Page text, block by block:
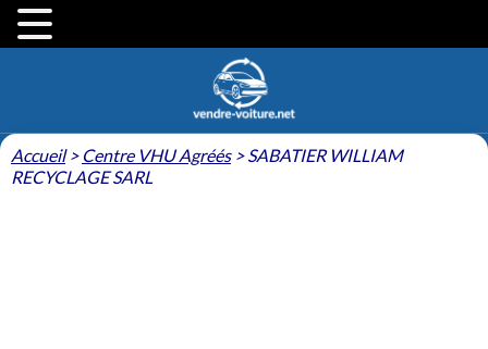
Accueil> Centre VHU Agréés>SABATIER WILLIAM
RECYCLAGE SARL